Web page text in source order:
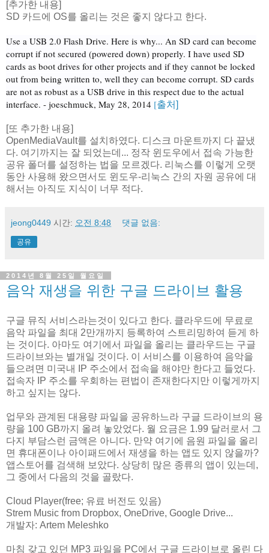
[추가한 내용]
SD 카드에 OS를 올리는 것은 좋지 않다고 한다.
Use a USB 2.0 Flash Drive. Here is why... An SD card can become
corrupt if not secured (powered down) properly. I have used SD
cards as boot drives for other projects and if they cannot be locked
out from being written to, well they can become corrupt. SD cards
are not as robust as a USB drive in this respect due to the actual
interface. - joeschmuck, May 28, 2014 [출처]
[또 추가한 내용]
OpenMediaVault를 설치하였다. 디스크 마운트까지 다 끝냈
다. 여기까지는 잘 되었는데... 정작 윈도우에서 접속 가능한
공유 폴더를 설정하는 법을 모르겠다. 리눅스를 이렇게 오랫
동안 사용해 왔으면서도 윈도우-리눅스 간의 자원 공유에 대
해서는 아직도 지식이 너무 적다.
jeong0449 시간: 오전 8:48 댓글 없음:
공유
2014년 8월 25일 월요일
음악 재생을 위한 구글 드라이브 활용
구글 뮤직 서비스라는것이 있다고 한다. 클라우드에 무료로
음악 파일을 최대 2만개까지 등록하여 스트리밍하여 듣게 하
는 것이다. 아마도 여기에서 파일을 올리는 클라우드는 구글
드라이브와는 별개일 것이다. 이 서비스를 이용하여 음악을
들으려면 미국내 IP 주소에서 접속을 해야만 한다고 들었다.
접속자 IP 주소를 우회하는 편법이 존재한다지만 이렇게까지
하고 싶지는 않다.
업무와 관계된 대용량 파일을 공유하느라 구글 드라이브의 용
량을 100 GB까지 올려 놓았었다. 월 요금은 1.99 달러로서 그
다지 부담스런 금액은 아니다. 만약 여기에 음원 파일을 올리
면 휴대폰이나 아이패드에서 재생을 하는 앱도 있지 않을까?
앱스토어를 검색해 보았다. 상당히 많은 종류의 앱이 있는데,
그 중에서 다음의 것을 골랐다.
Cloud Player(free; 유료 버전도 있음)
Strem Music from Dropbox, OneDrive, Google Drive...
개발자: Artem Meleshko
마침 갖고 있던 MP3 파일을 PC에서 구글 드라이브로 올린 다